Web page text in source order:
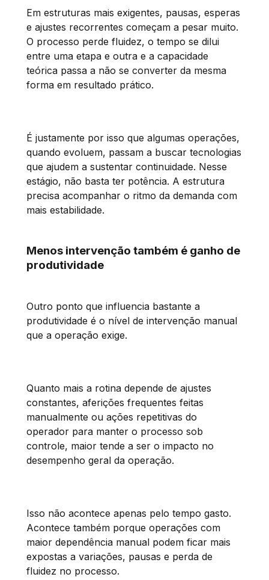
Em estruturas mais exigentes, pausas, esperas
e ajustes recorrentes começam a pesar muito.
O processo perde fluidez, o tempo se dilui
entre uma etapa e outra e a capacidade
teórica passa a não se converter da mesma
forma em resultado prático.
É justamente por isso que algumas operações,
quando evoluem, passam a buscar tecnologias
que ajudem a sustentar continuidade. Nesse
estágio, não basta ter potência. A estrutura
precisa acompanhar o ritmo da demanda com
mais estabilidade.
Menos intervenção também é ganho de
produtividade
Outro ponto que influencia bastante a
produtividade é o nível de intervenção manual
que a operação exige.
Quanto mais a rotina depende de ajustes
constantes, aferições frequentes feitas
manualmente ou ações repetitivas do
operador para manter o processo sob
controle, maior tende a ser o impacto no
desempenho geral da operação.
Isso não acontece apenas pelo tempo gasto.
Acontece também porque operações com
maior dependência manual podem ficar mais
expostas a variações, pausas e perda de
fluidez no processo.